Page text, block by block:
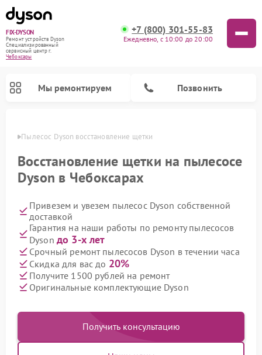
FIX-DYSON
Ремонт устройств Dyson
Специализированный
cервисный центр г.
Чебоксары
+7 (800) 301-55-83
Ежедневно, с 10:00 до 20:00
Мы ремонтируем Позвонить
Пылесос Dyson восстановление щетки
Восстановление щетки на пылесосе
Dyson в Чебоксарах
Привезем и увезем пылесос Dyson собственной
доставкой
Гарантия на наши работы по ремонту пылесосов
Dyson до 3-х лет
Срочный ремонт пылесосов Dyson в течении часа
Скидка для вас до 20%
Получите 1500 рублей на ремонт
Оригинальные комплектующие Dyson
Получить консультацию